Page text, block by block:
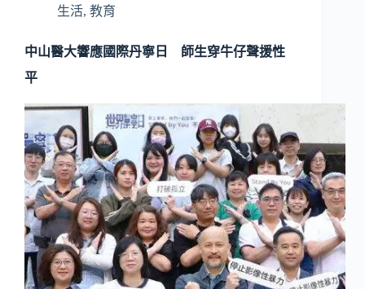
生活, 教育
中山醫大響應國際丹寧日 師生穿牛仔聲援性
平